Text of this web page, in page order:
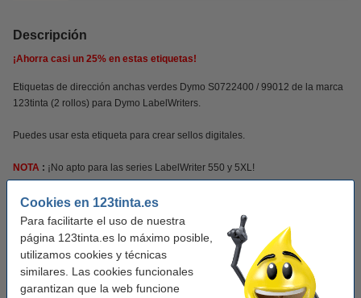
Cookies en 123tinta.es
Para facilitarte el uso de nuestra
página 123tinta.es lo máximo posible,
utilizamos cookies y técnicas
similares. Las cookies funcionales
garantizan que la web funcione
Descripción
¡Ahorra casi un 25% en estas etiquetas!
Etiquetas de dirección anchas verdes Dymo S0722400 / 99012 de la marca
123tinta (2 rollos) para Dymo LabelWriters.
Puedes usar esta etiqueta para crear sellos digitales.
NOTA : ¡No apto para las series LabelWriter 550 y 5XL!
¡Verás la diferencia en tu cartera!
Este producto marca 123tinta incluye garantía del 100%. 1-2-3 ¡sin preocupaciones!
Características